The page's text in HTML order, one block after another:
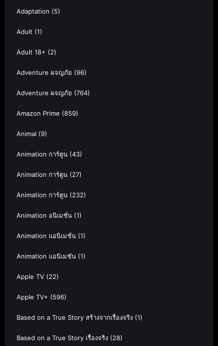
Adaptation (5)
Adult (1)
Adult 18+ (2)
Adventure ผจญภัย (96)
Adventure ผจญภัย (764)
Amazon Prime (859)
Animal (9)
Animation การ์ตูน (43)
Animation การ์ตูน (27)
Animation การ์ตูน (232)
Animation อนิเมชั่น (1)
Animation แอนิเมชั่น (1)
Animation แอนิเมชัน (1)
Apple TV (22)
Apple TV+ (596)
Based on a True Story สร้างจากเรื่องจริง (1)
Based on a True Story เรื่องจริง (28)